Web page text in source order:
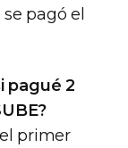
pagó el
pagué 2
primer